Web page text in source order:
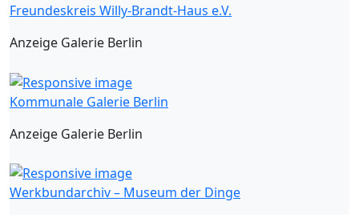
Freundeskreis Willy-Brandt-Haus e.V.
Anzeige Galerie Berlin
Kommunale Galerie Berlin
Anzeige Galerie Berlin
Werkbundarchiv – Museum der Dinge